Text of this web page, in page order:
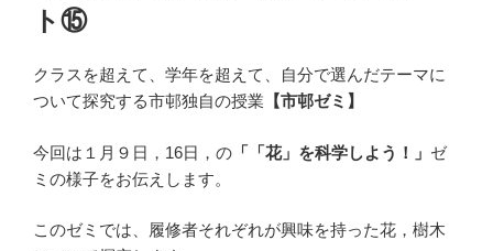
ト⑮
クラスを超えて、学年を超えて、自分で選んだテーマに
ついて探究する市邨独自の授業 【市邨ゼミ】
今回は１月９日， 16日，の 「「花」を科学しよう！」 ゼ
ミの様子をお伝えします。
このゼミでは、履修者それぞれが興味を持った花，樹木